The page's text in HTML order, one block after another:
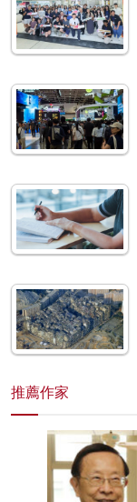
推薦作家